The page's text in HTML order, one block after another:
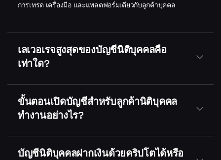
การเทรด เครื่องมือ และแพลตฟอร์มเดียวกับลูกค้าบุคคล
เลเวอเรจสูงสุดของบัญชีนิติบุคคลคือ
เท่าใด?
ขั้นตอนเปิดบัญชีสำหรับลูกค้านิติบุคคล
ทำงานอย่างไร?
บัญชีนิติบุคคลฝากเงินด้วยคริปโตได้หรือ